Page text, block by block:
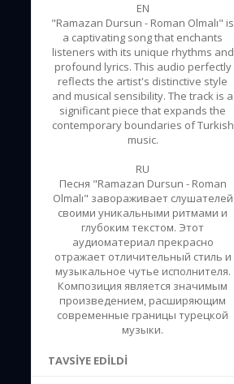
EN
"Ramazan Dursun - Roman Olmalı" is
a captivating song that enchants
listeners with its unique rhythms and
profound lyrics. This audio perfectly
reflects the artist's distinctive style
and musical sensibility. The track is a
significant piece that expands the
contemporary boundaries of Turkish
music.
RU
Песня "Ramazan Dursun - Roman
Olmalı" завораживает слушателей
своими уникальными ритмами и
глубоким текстом. Этот
аудиоматериал прекрасно
отражает отличительный стиль и
музыкальное чутье исполнителя.
Композиция является значимым
произведением, расширяющим
современные границы турецкой
музыки.
TAVSIYE EDILDI